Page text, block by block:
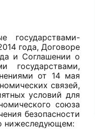
государствами-
года, Договоре
и Соглашении о
государствами,
от 14 мая
связей,
условий для
союза
безопасности
о нижеследующем: